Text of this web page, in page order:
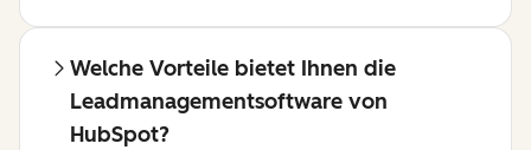
Welche Vorteile bietet Ihnen die
Leadmanagementsoftware von
HubSpot?